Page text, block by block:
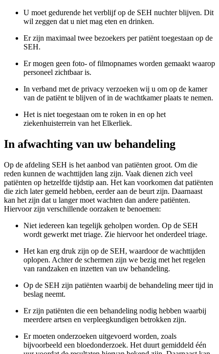
U moet gedurende het verblijf op de SEH nuchter blijven. Dit
wil zeggen dat u niet mag eten en drinken.
Er zijn maximaal twee bezoekers per patiënt toegestaan op de
SEH.
Er mogen geen foto- of filmopnames worden gemaakt waarop
personeel zichtbaar is.
In verband met de privacy verzoeken wij u om op de kamer
van de patiënt te blijven of in de wachtkamer plaats te nemen.
Het is niet toegestaan om te roken in en op het
ziekenhuisterrein van het Elkerliek.
In afwachting van uw behandeling
Op de afdeling SEH is het aanbod van patiënten groot. Om die
reden kunnen de wachttijden lang zijn. Vaak dienen zich veel
patiënten op hetzelfde tijdstip aan. Het kan voorkomen dat patiënten
die zich later gemeld hebben, eerder aan de beurt zijn. Daarnaast
kan het zijn dat u langer moet wachten dan andere patiënten.
Hiervoor zijn verschillende oorzaken te benoemen:
Niet iedereen kan tegelijk geholpen worden. Op de SEH
wordt gewerkt met triage. Zie hiervoor het onderdeel triage.
Het kan erg druk zijn op de SEH, waardoor de wachttijden
oplopen. Achter de schermen zijn we bezig met het regelen
van randzaken en inzetten van uw behandeling.
Op de SEH zijn patiënten waarbij de behandeling meer tijd in
beslag neemt.
Er zijn patiënten die een behandeling nodig hebben waarbij
meerdere artsen en verpleegkundigen betrokken zijn.
Er moeten onderzoeken uitgevoerd worden, zoals
bijvoorbeeld een bloedonderzoek. Het duurt gemiddeld één